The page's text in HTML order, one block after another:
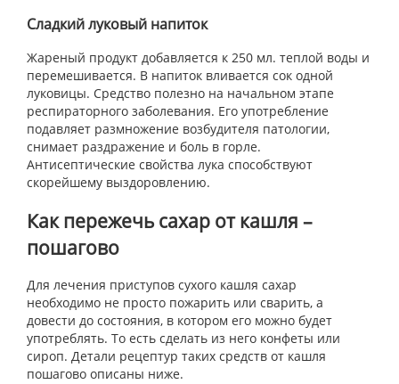
Сладкий луковый напиток
Жареный продукт добавляется к 250 мл. теплой воды и
перемешивается. В напиток вливается сок одной
луковицы. Средство полезно на начальном этапе
респираторного заболевания. Его употребление
подавляет размножение возбудителя патологии,
снимает раздражение и боль в горле.
Антисептические свойства лука способствуют
скорейшему выздоровлению.
Как пережечь сахар от кашля –
пошагово
Для лечения приступов сухого кашля сахар
необходимо не просто пожарить или сварить, а
довести до состояния, в котором его можно будет
употреблять. То есть сделать из него конфеты или
сироп. Детали рецептур таких средств от кашля
пошагово описаны ниже.